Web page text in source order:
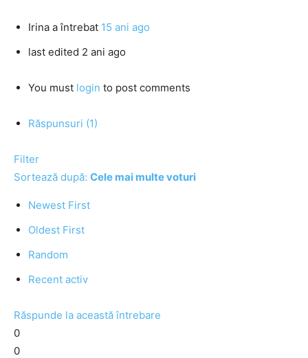
Irina a întrebat 15 ani ago
last edited 2 ani ago
You must login to post comments
Răspunsuri (1)
Filter
Sortează după: Cele mai multe voturi
Newest First
Oldest First
Random
Recent activ
Răspunde la această întrebare
0
0